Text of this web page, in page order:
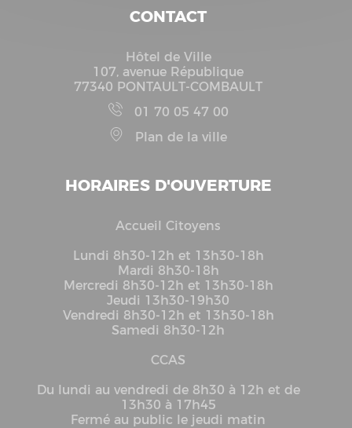
CONTACT
Hôtel de Ville
107, avenue République
77340 PONTAULT-COMBAULT
01 70 05 47 00
Plan de la ville
HORAIRES D'OUVERTURE
Accueil Citoyens
Lundi 8h30-12h et 13h30-18h
Mardi 8h30-18h
Mercredi 8h30-12h et 13h30-18h
Jeudi 13h30-19h30
Vendredi 8h30-12h et 13h30-18h
Samedi 8h30-12h
CCAS
Du lundi au vendredi de 8h30 à 12h et de
13h30 à 17h45
Fermé au public le jeudi matin